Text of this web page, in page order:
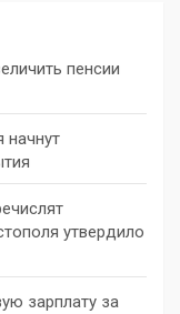
пенсии
начнут
утвердило
зарплату за